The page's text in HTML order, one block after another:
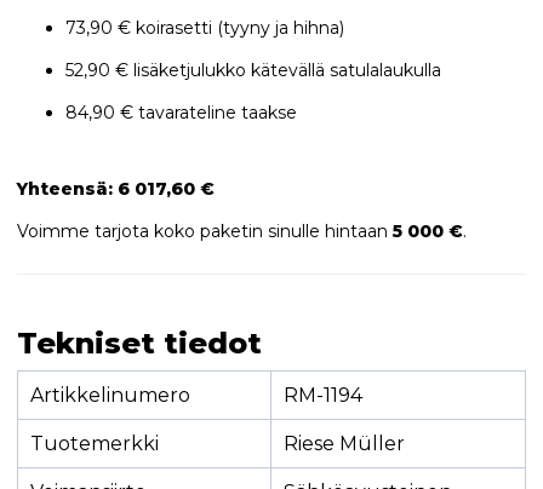
73,90 € koirasetti (tyyny ja hihna)
52,90 € lisäketjulukko kätevällä satulalaukulla
84,90 € tavarateline taakse
Yhteensä: 6 017,60 €
Voimme tarjota koko paketin sinulle hintaan 5 000 €.
Tekniset tiedot
Artikkelinumero RM-1194
Tuotemerkki Riese Müller